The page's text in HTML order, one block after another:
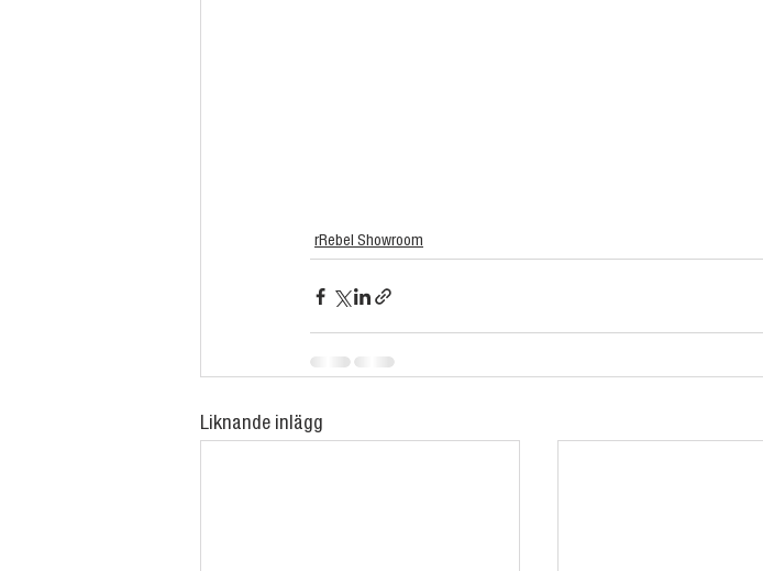
rRebel Showroom
Liknande inlägg